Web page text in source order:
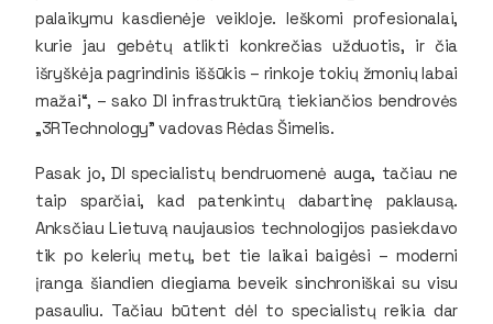
palaikymu kasdienėje veikloje. Ieškomi profesionalai,
kurie jau gebėtų atlikti konkrečias užduotis, ir čia
išryškėja pagrindinis iššūkis – rinkoje tokių žmonių labai
mažai“, – sako DI infrastruktūrą tiekiančios bendrovės
„3RTechnology” vadovas Rėdas Šimelis.
Pasak jo, DI specialistų bendruomenė auga, tačiau ne
taip sparčiai, kad patenkintų dabartinę paklausą.
Anksčiau Lietuvą naujausios technologijos pasiekdavo
tik po kelerių metų, bet tie laikai baigėsi – moderni
įranga šiandien diegiama beveik sinchroniškai su visu
pasauliu. Tačiau būtent dėl to specialistų reikia dar